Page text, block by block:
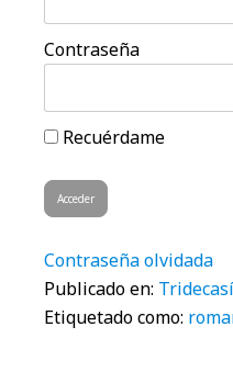
Contraseña
Recuérdame
Contraseña olvidada
Publicado en:
Etiquetado como: